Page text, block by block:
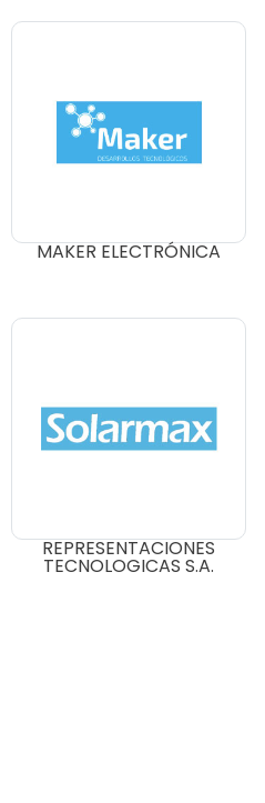
MAKER ELECTRÓNICA
REPRESENTACIONES
TECNOLOGICAS S.A.